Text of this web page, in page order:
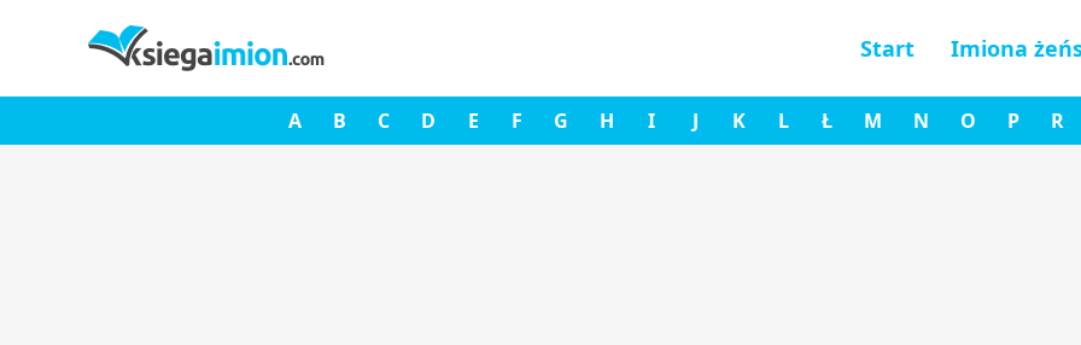
Start Imiona
A B C D E F G H I J K L Ł M N O P R